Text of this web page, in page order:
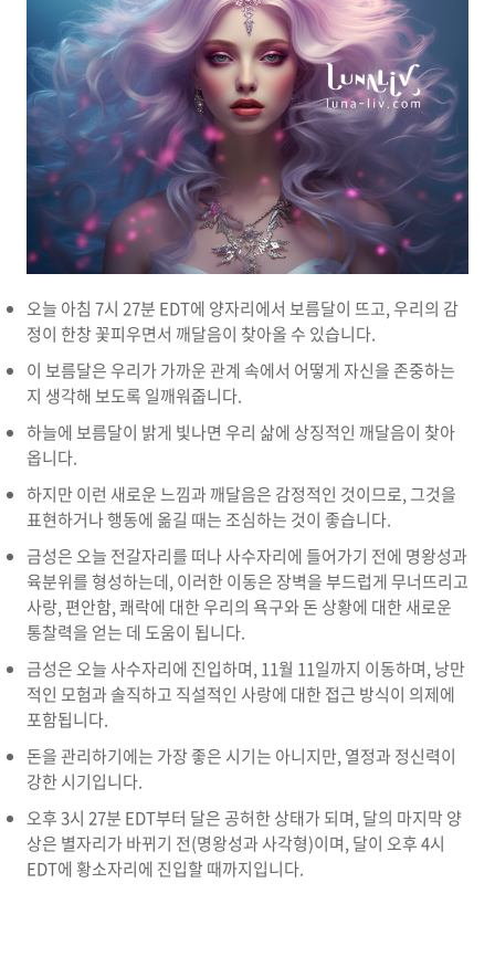
오늘 아침 7시 27분 EDT에 양자리에서 보름달이 뜨고, 우리의 감
정이 한창 꽃피우면서 깨달음이 찾아올 수 있습니다.
이 보름달은 우리가 가까운 관계 속에서 어떻게 자신을 존중하는
지 생각해 보도록 일깨워줍니다.
하늘에 보름달이 밝게 빛나면 우리 삶에 상징적인 깨달음이 찾아
옵니다.
하지만 이런 새로운 느낌과 깨달음은 감정적인 것이므로, 그것을
표현하거나 행동에 옮길 때는 조심하는 것이 좋습니다.
금성은 오늘 전갈자리를 떠나 사수자리에 들어가기 전에 명왕성과
육분위를 형성하는데, 이러한 이동은 장벽을 부드럽게 무너뜨리고
사랑, 편안함, 쾌락에 대한 우리의 욕구와 돈 상황에 대한 새로운
통찰력을 얻는 데 도움이 됩니다.
금성은 오늘 사수자리에 진입하며, 11월 11일까지 이동하며, 낭만
적인 모험과 솔직하고 직설적인 사랑에 대한 접근 방식이 의제에
포함됩니다.
돈을 관리하기에는 가장 좋은 시기는 아니지만, 열정과 정신력이
강한 시기입니다.
오후 3시 27분 EDT부터 달은 공허한 상태가 되며, 달의 마지막 양
상은 별자리가 바뀌기 전(명왕성과 사각형)이며, 달이 오후 4시
EDT에 황소자리에 진입할 때까지입니다.